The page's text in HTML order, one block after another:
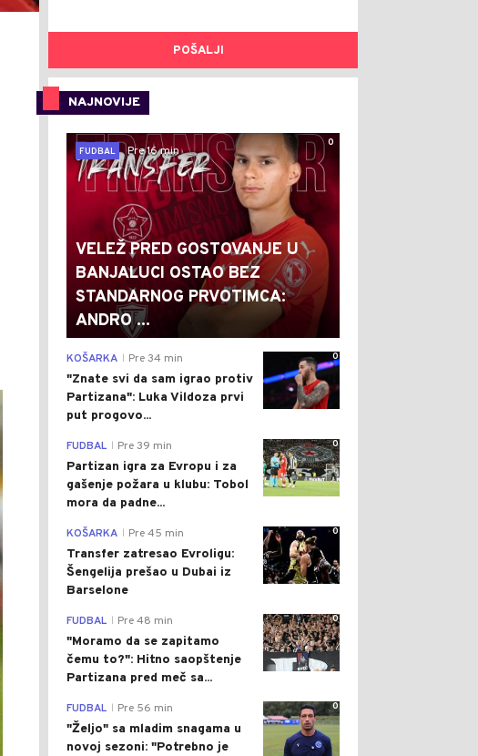
POŠALJI
NAJNOVIJE
0
FUDBAL
Pre 16 min
VELEŽ PRED GOSTOVANJE U
BANJALUCI OSTAO BEZ
STANDARNOG PRVOTIMCA:
ANDRO ...
0
KOŠARKA Pre 34 min
"Znate svi da sam igrao protiv
Partizana": Luka Vildoza prvi
put progovo...
0
FUDBAL Pre 39 min
Partizan igra za Evropu i za
gašenje požara u klubu: Tobol
mora da padne...
0
KOŠARKA Pre 45 min
Transfer zatresao Evroligu:
Šengelija prešao u Dubai iz
Barselone
0
FUDBAL Pre 48 min
"Moramo da se zapitamo
čemu to?": Hitno saopštenje
Partizana pred meč sa...
0
FUDBAL Pre 56 min
"Željo" sa mladim snagama u
novoj sezoni: "Potrebno je